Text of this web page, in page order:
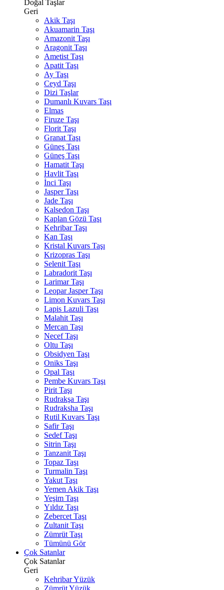
Doğal Taşlar
Geri
Akik Taşı
Akuamarin Taşı
Amazonit Taşı
Aragonit Taşı
Ametist Taşı
Apatit Taşı
Ay Taşı
Ceyd Taşı
Dizi Taşlar
Dumanlı Kuvars Taşı
Elmas
Firuze Taşı
Florit Taşı
Granat Taşı
Güneş Taşı
Güneş Taşı
Hamatit Taşı
Havlit Taşı
İnci Taşı
Jasper Taşı
Jade Taşı
Kalsedon Taşı
Kaplan Gözü Taşı
Kehribar Taşı
Kan Taşı
Kristal Kuvars Taşı
Krizopras Taşı
Selenit Taşı
Labradorit Taşı
Larimar Taşı
Leopar Jasper Taşı
Limon Kuvars Taşı
Lapis Lazuli Taşı
Malahit Taşı
Mercan Taşı
Necef Taşı
Oltu Taşı
Obsidyen Taşı
Oniks Taşı
Opal Taşı
Pembe Kuvars Taşı
Pirit Taşı
Rudrakşa Taşı
Rudraksha Taşı
Rutil Kuvars Taşı
Safir Taşı
Sedef Taşı
Sitrin Taşı
Tanzanit Taşı
Topaz Taşı
Turmalin Taşı
Yakut Taşı
Yemen Akik Taşı
Yeşim Taşı
Yıldız Taşı
Zebercet Taşı
Zultanit Taşı
Zümrüt Taşı
Tümünü Gör
Çok Satanlar
Çok Satanlar
Geri
Kehribar Yüzük
Zümrüt Yüzük